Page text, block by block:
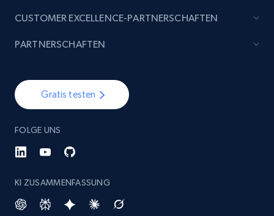
Gratis testen
FOLGE UNS
KI ZUSAMMENFASSUNG
CUSTOMER EXCELLENCE-PARTNERSCHAFTEN
PARTNERSCHAFTEN